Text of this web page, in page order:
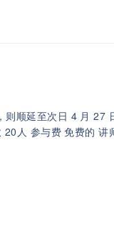
顺延至次日 4 月 27
20人 参与费 免费的